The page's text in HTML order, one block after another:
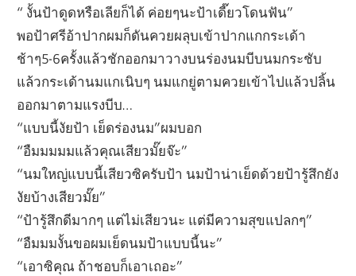
“ งั้นป้าดูดหรือเลียก็ได้ ค่อยๆนะป้าเดี๊ยวโดนฟัน”
พอป้าศรีอ้าปากผมก็ดันควยผลุบเข้าปากแกกระเด้า
ช้าๆ5-6ครั้งแล้วชักออกมาวางบนร่องนมบีบนมกระชับ
แล้วกระเด้านมแกเนิบๆ นมแกยู่ตามควยเข้าไปแล้วปลิ้น
ออกมาตามแรงบีบ…
“แบบนี้งัยป้า เย็ดร่องนม”ผมบอก
“อืมมมมมแล้วคุณเสียวมั๊ยจ๊ะ”
“นมใหญ่แบบนี้เสียวซิครับป้า นมป้าน่าเย็ดด้วยป้ารู้สึกยัง
งัยบ้างเสียวมั๊ย”
“ป้ารู้สึกดีมากๆ แต่ไม่เสียวนะ แต่มีความสุขแปลกๆ”
“อืมมมงั้นขอผมเย็ดนมป้าแบบนี้นะ”
“เอาซิคุณ ถ้าชอบก็เอาเถอะ”